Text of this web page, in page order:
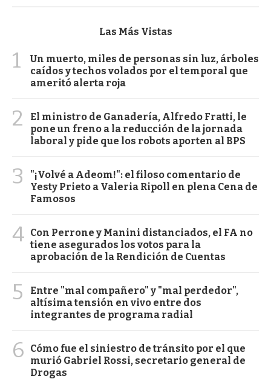
Las Más Vistas
1
Un muerto, miles de personas sin luz, árboles
caídos y techos volados por el temporal que
ameritó alerta roja
2
El ministro de Ganadería, Alfredo Fratti, le
pone un freno a la reducción de la jornada
laboral y pide que los robots aporten al BPS
3
"¡Volvé a Adeom!": el filoso comentario de
Yesty Prieto a Valeria Ripoll en plena Cena de
Famosos
4 Con Perrone y Manini distanciados, el FA no
tiene asegurados los votos para la
aprobación de la Rendición de Cuentas
5
Entre "mal compañero" y "mal perdedor",
altísima tensión en vivo entre dos
integrantes de programa radial
6
Cómo fue el siniestro de tránsito por el que
murió Gabriel Rossi, secretario general de
Drogas